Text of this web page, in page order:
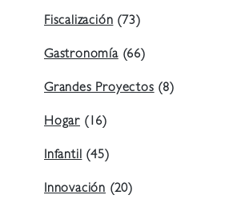
Fiscalización (73)
Gastronomía(66)
Grandes Proyectos (8)
Hogar (16)
Infantil (45)
Innovación (20)